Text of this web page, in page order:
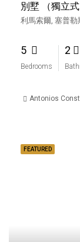
別墅 （獨立
利馬索爾, 塞普勒
5
Bedrooms
2
Antonios
FEATURED